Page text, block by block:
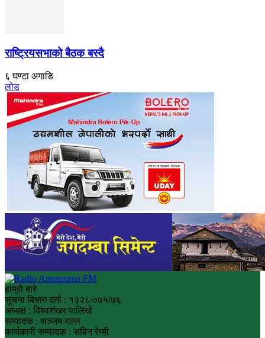
राष्ट्रियसभाको बैठक बस्दै
६ घण्टा अगाडि
लोड
हाम्रो बारे
सुचना बिभाग दर्ता : १३२८/०७५/७६
अध्यक्ष : विश्वशंखर पालिखे
सम्पादक : सञ्जय मल्ल
कार्यकारी सम्पादक : सबिन रेग्मी